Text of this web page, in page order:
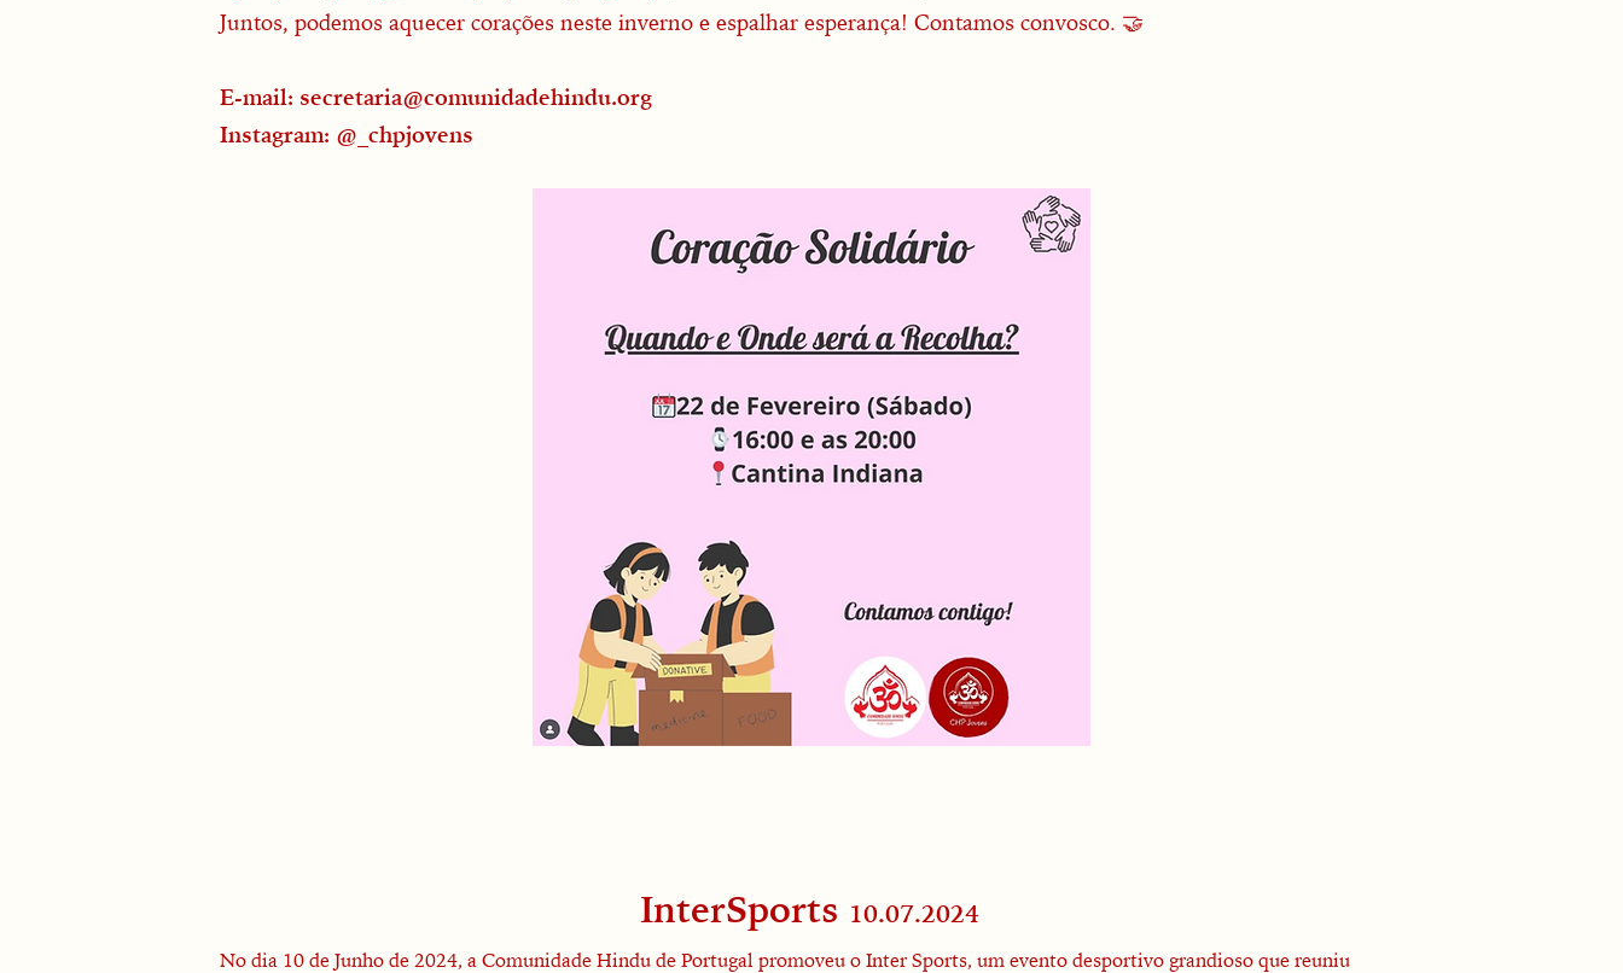
Juntos, podemos aquecer corações neste inverno e espalhar esperança! Contamos convosco. 🤝
E-mail: secretaria@comunidadehindu.org
Instagram: @_chpjovens
InterSports 10.07.2024
No dia 10 de Junho de 2024, a Comunidade Hindu de Portugal promoveu o Inter Sports, um evento desportivo grandioso que reuniu